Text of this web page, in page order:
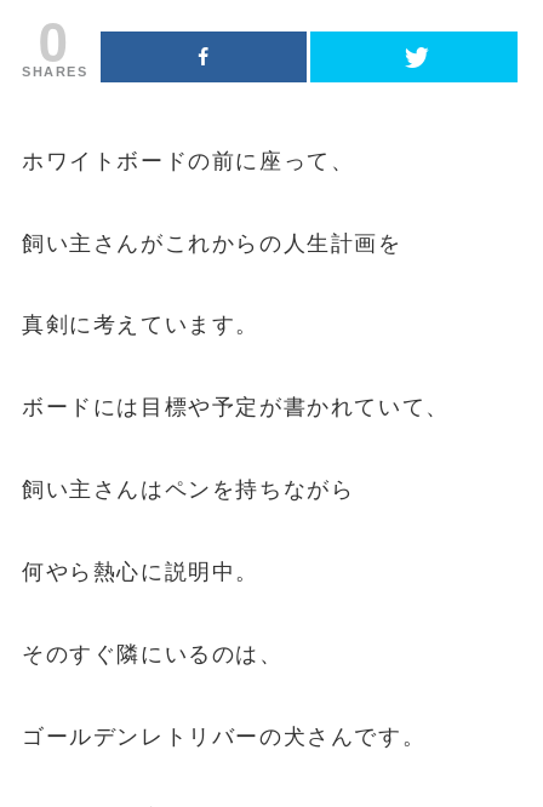
0
SHARES
ホワイトボードの前に座って、
飼い主さんがこれからの人生計画を
真剣に考えています。
ボードには目標や予定が書かれていて、
飼い主さんはペンを持ちながら
何やら熱心に説明中。
そのすぐ隣にいるのは、
ゴールデンレトリバーの犬さんです。